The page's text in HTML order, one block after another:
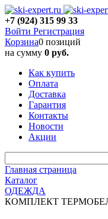
+7 (924) 315 99 33
Войти Регистрация
Корзина0 позиций
на сумму 0 руб.
Как купить
Оплата
Доставка
Гарантия
Контакты
Новости
Акции
Главная страница
Каталог
ОДЕЖДА
КОМПЛЕКТ